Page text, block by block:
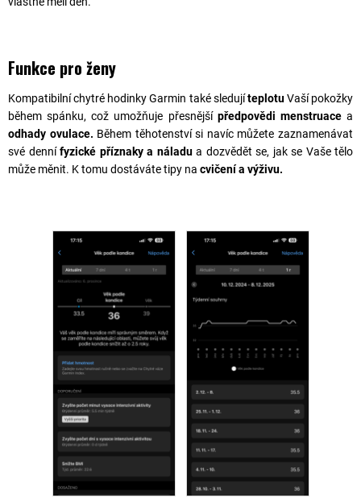
Funkce pro ženy
Kompatibilní chytré hodinky Garmin také sledujíteplotuVaší pokožky
během spánku, což umožňuje přesnější předpovědi menstruacea
odhady ovulace. Během těhotenství si navíc můžete zaznamenávat
své dennífyzické příznaky a náladua dozvědět se, jak se Vaše tělo
může měnit. K tomu dostáváte tipy na cvičení a výživu.